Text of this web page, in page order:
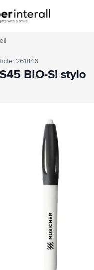
261846
BIO-S! stylo